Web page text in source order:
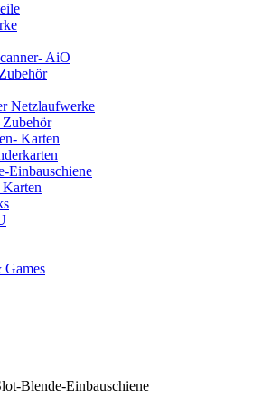
AiO
Netzlaufwerke
Zubehör
Karten
Einbauschiene
Games
Blende-Einbauschiene